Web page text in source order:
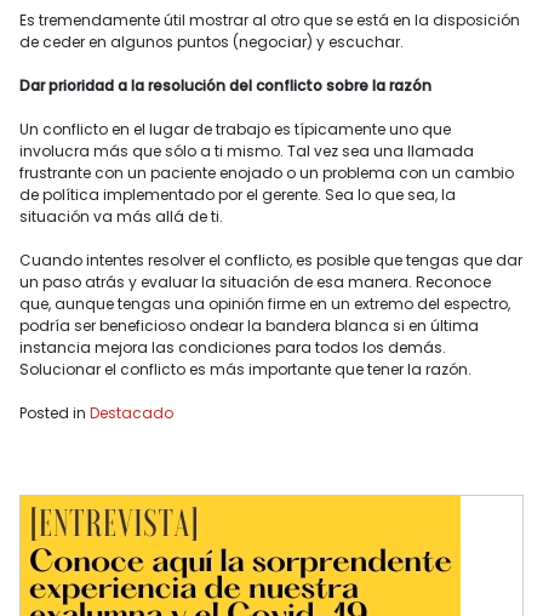
Es tremendamente útil mostrar al otro que se está en la disposición
de ceder en algunos puntos (negociar) y escuchar.
Dar prioridad a la resolución del conflicto sobre la razón
Un conflicto en el lugar de trabajo es típicamente uno que
involucra más que sólo a ti mismo. Tal vez sea una llamada
frustrante con un paciente enojado o un problema con un cambio
de política implementado por el gerente. Sea lo que sea, la
situación va más allá de ti.
Cuando intentes resolver el conflicto, es posible que tengas que dar
un paso atrás y evaluar la situación de esa manera. Reconoce
que, aunque tengas una opinión firme en un extremo del espectro,
podría ser beneficioso ondear la bandera blanca si en última
instancia mejora las condiciones para todos los demás.
Solucionar el conflicto es más importante que tener la razón.
Posted in Destacado